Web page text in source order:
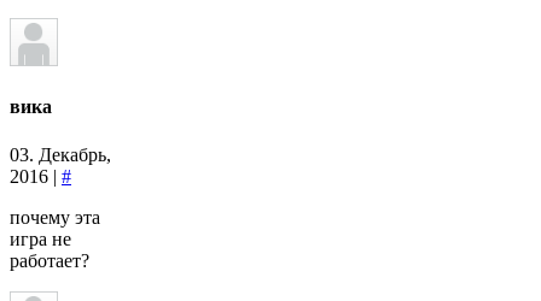
вика
03. Декабрь,
2016 | #
почему эта
игра не
работает?